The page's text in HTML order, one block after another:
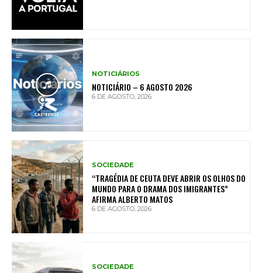
NOTICIÁRIOS
NOTICIÁRIO – 6 AGOSTO 2026
6 DE AGOSTO, 2026
SOCIEDADE
“TRAGÉDIA DE CEUTA DEVE ABRIR OS OLHOS DO
MUNDO PARA O DRAMA DOS IMIGRANTES”
AFIRMA ALBERTO MATOS
6 DE AGOSTO, 2026
SOCIEDADE